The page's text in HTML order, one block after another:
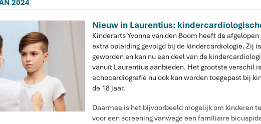
2024
Nieuw in Laurentius:
Kinderarts Yvonne van den Boom heeft de
extra opleiding gevolgd bij de kindercardiologie. Zij
geworden en kan nu een deel van de
vanuit Laurentius aanbieden. Het grootste verschil
echocardiografie nu ook kan worden toegepast bij
de 18 jaar.
Daarmee is het bijvoorbeeld mogelijk om kinderen
voor een screening vanwege een familiaire